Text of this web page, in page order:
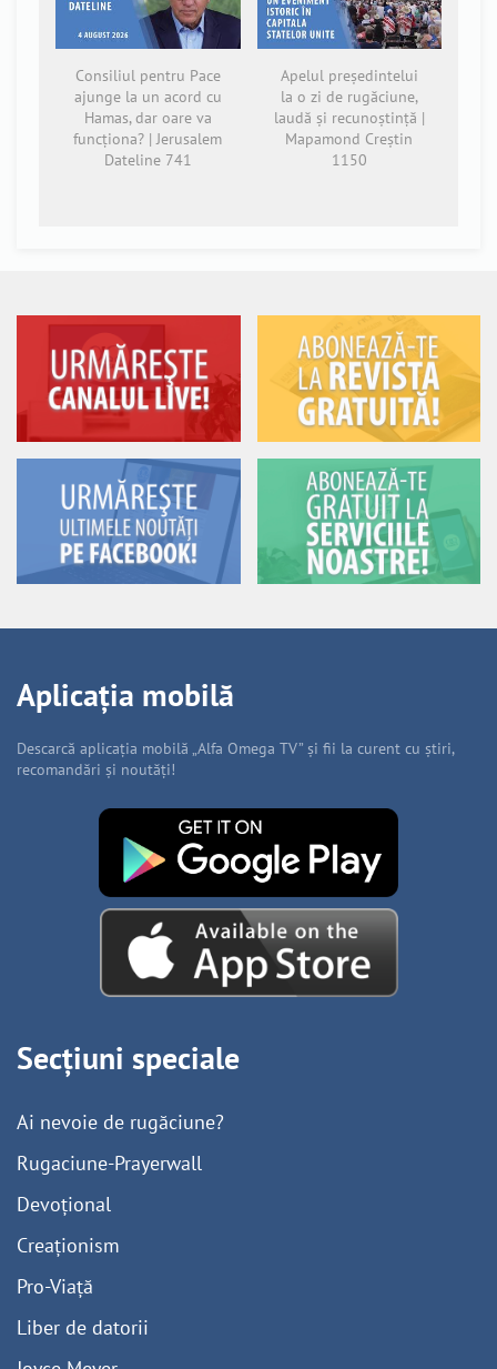
Consiliul pentru Pace
ajunge la un acord cu
Hamas, dar oare va
funcționa? | Jerusalem
Dateline 741
Apelul președintelui
la o zi de rugăciune,
laudă și recunoștință |
Mapamond Creștin
1150
Aplicația mobilă
Descarcă aplicația mobilă „Alfa Omega TV” și fii la curent cu știri,
recomandări și noutăți!
Secțiuni speciale
Ai nevoie de rugăciune?
Rugaciune-Prayerwall
Devoțional
Creaționism
Pro-Viață
Liber de datorii